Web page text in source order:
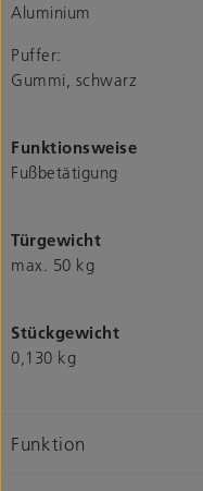
Aluminium
Puffer:
Gummi, schwarz
Funktionsweise
Fußbetätigung
Türgewicht
max. 50 kg
Stückgewicht
0,130 kg
Funktion